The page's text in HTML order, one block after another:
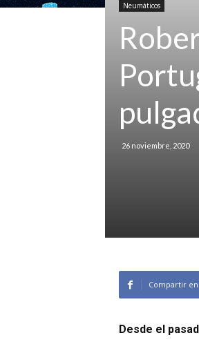
Neumáticos
26 noviembre, 2020
Compartir
Desde el